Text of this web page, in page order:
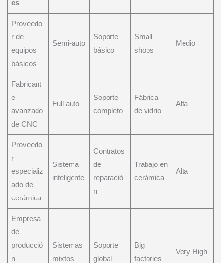
es
Proveedo
r de
equipos
básicos
Semi-auto
Soporte
básico
Small
shops
Medio
Fabricant
e
avanzado
de CNC
Full auto
Soporte
completo
Fábrica
de vidrio
Alta
Proveedo
r
especializ
ado de
cerámica
Sistema
inteligente
Contratos
de
reparació
n
Trabajo en
cerámica
Alta
Empresa
de
producció
n
Sistemas
mixtos
Soporte
global
Big
factories
Very High